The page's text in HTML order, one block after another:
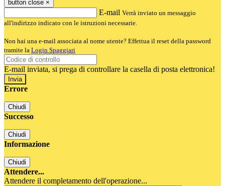
button close ×
E-mail Verrà inviato un messaggio
all'indirizzo indicato con le istruzioni necessarie.
Non hai una e-mail associata al nome utente? Effettua il reset della password
tramite la Login Spaggiari
E-mail inviata, si prega di controllare la casella di posta elettronica!
Errore
Chiudi
Successo
Chiudi
Informazione
Chiudi
Attendere...
Attendere il completamento dell'operazione...